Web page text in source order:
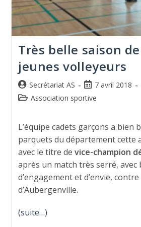
Très belle saison
jeunes volleyeurs
Secrétariat AS
7 avril 2018
Association sportive
L’équipe cadets garçons a bien
parquets du département cette
avec le titre de vice-champion
après un match très serré, avec
d’engagement et d’envie,
d’Aubergenville.
(suite…)